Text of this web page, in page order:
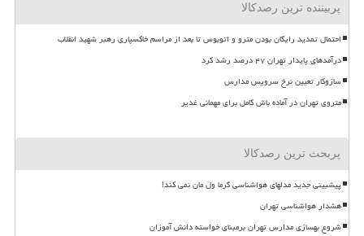
پربیننده ترین رصدکالا
احتمال تمدید رایگان بودن مترو و اتوبوس تا بعد از مراسم خاکسپاری رهبر شهید انقلاب
درآمدهای پایدار تهران ۴۷ درصد رشد کرد
سازوکار تعیین نرخ سرویس مدارس
متروی تهران در آماده باش کامل برای مهمانی غدیر
پربحث ترین رصدکالا
پیشبینی جدید مدلهای هواشناسی گرما ول مان نمی کند!
هشدار هواشناسی تهران
شروع بهسازی مدارس تهران برمبنای خواسته دانش آموزان